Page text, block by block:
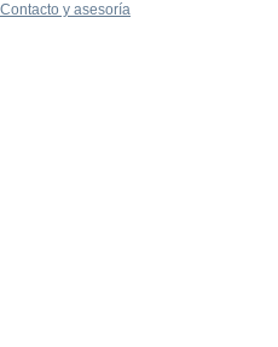
Contacto y asesoría